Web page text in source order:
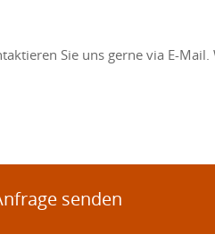
Sie uns gerne via E-Mail.
senden